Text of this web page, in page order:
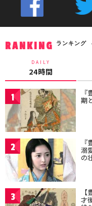
RANKING ランキング
DAILY
24時間
1 期
2 溺
の
3 才